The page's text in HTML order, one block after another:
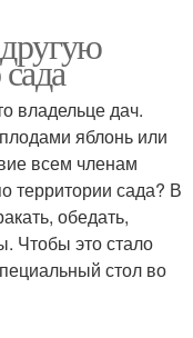
владельце дач.
яблонь или
всем членам
территории сада? В
обедать,
Чтобы это стало
стол во